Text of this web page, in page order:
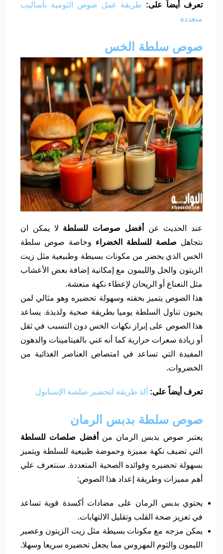
تعرف أيضاً على: طريقة عمل صوص الثومية بأساليب
متعددة
صوص سلطة الخس
عند الحديث عن أفضل صوصات للسلطة لا يمكن ان
نتجاهل صلصة للسلطة الخضراء وخاصة صوص سلطة
الخس الذي يحضر من مكونات بسيطة وطبيعية مثل زيت
الزيتون والخل والليمون مع إمكانية إضافة بعض الأعشاب
مثل النعناع أو الريحان لإعطاء نكهة منعشة.
هذا الصوص يتميز بخفته وسهولة تحضيره وهو مثالي لمن
يحبون تناول السلطة يوميا بطريقة صحية ولذيذة. يساعد
هذا الصوص على إبراز نكهات الخس دون التسبب في ثقل
أو زيادة سعرات حرارية كما أنه غني بالفيتامينات والدهون
المفيدة التي تساعد في امتصاص العناصر الغذائية من
الخضروات.
تعرف أيضاً على: ألذ طريقة لتحضير صلصة الإسبانول
صوص سلطة بدبس الرمان
يعتبر صوص بدبس الرمان من
أفضل صلصات للسلطة
التي تضيف نكهة مميزة وحموضة طبيعية للسلطة ويتميز
بسهولة تحضيره وفوائده الصحية المتعددة. سنتعرف علي
أهم مميزات وطريقة إعداد هذا الصوص:
يحتوي بدبس الرمان على مضادات أكسدة قوية تساعد
في تعزيز صحة القلب وتقليل الالتهابات.
يمكن مزجه مع مكونات بسيطة مثل زيت الزيتون وعصير
الليمون والثوم المهروس مما يجعل تحضيره سريعا وسهلا.